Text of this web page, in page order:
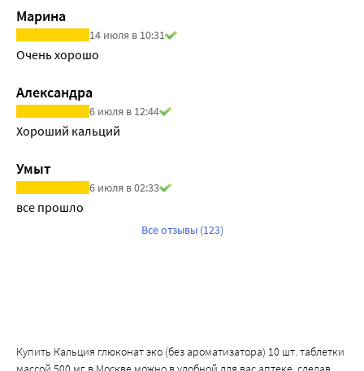
Марина
14 июля в 10:31
Очень хорошо
Александра
6 июля в 12:44
Хороший кальций
Умыт
6 июля в 02:33
все прошло
Все отзывы (123)
Купить Кальция глюконат эко (без ароматизатора) 10 шт. таблетки